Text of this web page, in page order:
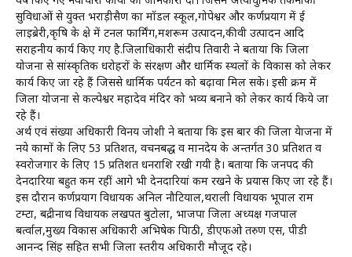
सुविधाओं से युक्त भराड़ीसैण का मॉडल स्कूल,गोपेश्वर और कर्णप्रयाग में ई
लाइब्रेरी,कृषि के क्षेत्र में टनल फार्मिंग,मशरूम उत्पादन,कीवी उत्पादन आदि
सराहनीय कार्य किए गए है.जिलाधिकारी संदीप तिवारी ने बताया कि जिला
योजना से सांस्कृतिक धरोहरों के संरक्षण और धार्मिक स्थलों के विकास को लेकर
कार्य किए जा रहे हैं जिससे धार्मिक पर्यटन को बढ़ावा मिल सके। इसी क्रम में
जिला योजना से कल्पेश्वर महादेव मंदिर को भव्य बनाने को लेकर कार्य किये जा
रहे हैं।
अर्थ एवं संख्या अधिकारी विनय जोशी ने बताया कि इस बार की जिला येाजना में
नये कामों के लिए 53 प्रतिशत, वचनबद्ध व मानदेय के अन्तर्गत 30 प्रतिशत व
स्वरोजगार के लिए 15 प्रतिशत धनराशि रखी गयी है। बताया कि जनपद की
देनदारिया बहुत कम रहीं आगे भी देनदारियां कम रखने के प्रयास किए जा रहे हैं।
इस दौरान कर्णप्रयाग विधायक अनिल नौटियाल,थराली विधायक भूपाल राम
टम्टा, बद्रीनाथ विधायक लखपत बुटोला, भाजपा जिला अध्यक्ष गजपाल
बर्त्वाल,मुख्य विकास अधिकारी अभिषेक त्रिपाठी, डीएफओ तरुण एस, पीडी
आनन्द सिंह सहित सभी जिला स्तरीय अधिकारी मौजूद रहे।